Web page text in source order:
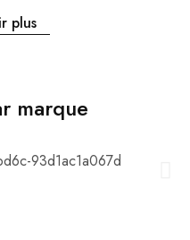
plus
marque